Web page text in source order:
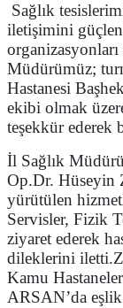
Sağlık
iletişimini
Müdürümüz;
Hastanesi
ekibi olmak
teşekkür ederek
İl Sağlık
Op.Dr. Hüseyin
yürütülen
Servisler, Fizik
ziyaret ederek
dileklerini iletti.
Kamu
ARSAN’da